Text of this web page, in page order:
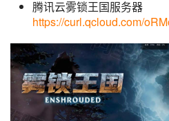
腾讯云雾锁王国服务器
https://curl.qcloud.com/